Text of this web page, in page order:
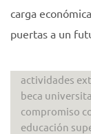
carga
puertas a un
actividades
beca
compromiso
educación